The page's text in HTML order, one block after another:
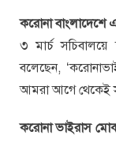
করোনা বাংলাদেশে
৩ মার্চ সচিবালয়ে
বলেছেন,
আমরা আগে থেকেই
করোনা ভাইরাস